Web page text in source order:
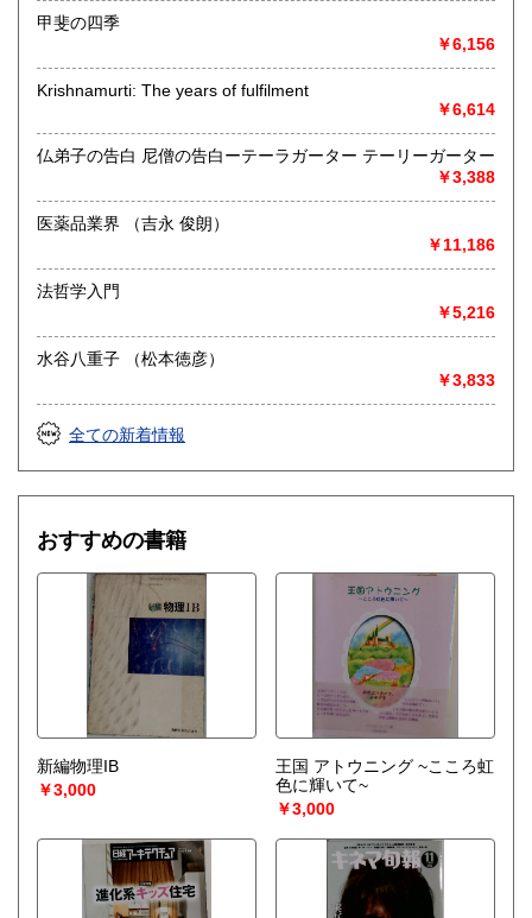
甲斐の四季
￥6,156
Krishnamurti: The years of fulfilment
￥6,614
仏弟子の告白 尼僧の告白ーテーラガーター テーリーガーター
￥3,388
医薬品業界 （吉永 俊朗）
￥11,186
法哲学入門
￥5,216
水谷八重子 （松本徳彦）
￥3,833
全ての新着情報
おすすめの書籍
新編物理IB
￥3,000
王国 アトウニング ~こころ虹
色に輝いて~
￥3,000